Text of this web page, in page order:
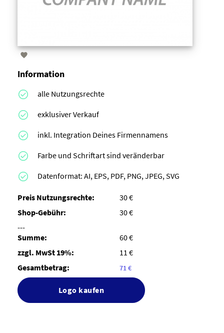

Information
alle Nutzungsrechte
exklusiver Verkauf
inkl. Integration Deines Firmennamens
Farbe und Schriftart sind veränderbar
Datenformat: AI, EPS, PDF, PNG, JPEG, SVG
Preis Nutzungsrechte:
30 €
Shop-Gebühr:
30 €
---
Summe:
60 €
zzgl. MwSt 19%:
11 €
Gesamtbetrag:
71 €
Logo kaufen